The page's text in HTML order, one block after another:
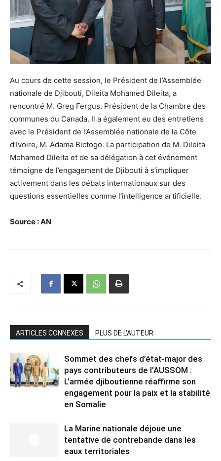
Au cours de cette session, le Président de l’Assemblée
nationale de Djibouti, Dileita Mohamed Dileita, a
rencontré M. Greg Fergus, Président de la Chambre des
communes du Canada. Il a également eu des entretiens
avec le Président de l’Assemblée nationale de la Côte
d’Ivoire, M. Adama Bictogo. La participation de M. Dileita
Mohamed Dileita et de sa délégation à cet événement
témoigne de l’engagement de Djibouti à s’impliquer
activement dans les débats internationaux sur des
questions essentielles comme l’intelligence artificielle.
Source : AN
ARTICLES CONNEXES PLUS DE L'AUTEUR
Sommet des chefs d’état-major des
pays contributeurs de l’AUSSOM :
L’armée djiboutienne réaffirme son
engagement pour la paix et la stabilité
en Somalie
La Marine nationale déjoue une
tentative de contrebande dans les
eaux territoriales